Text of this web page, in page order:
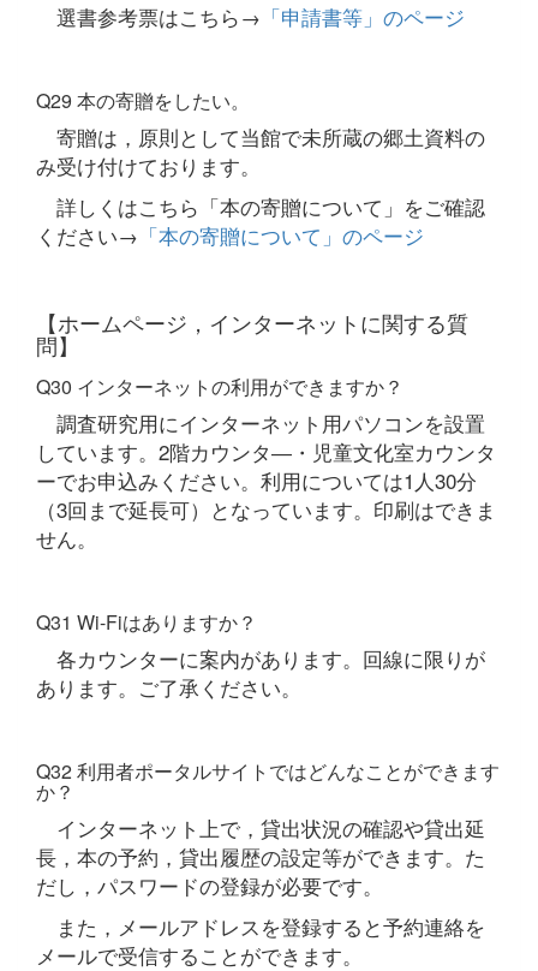
選書参考票はこちら→ 「申請書等」のページ
Q29 本の寄贈をしたい。
寄贈は，原則として当館で未所蔵の郷土資料の
み受け付けております。
詳しくはこちら「本の寄贈について」をご確認
ください→ 「本の寄贈について」のページ
【ホームページ，インターネットに関する質
問】
Q30 インターネットの利用ができますか？
調査研究用にインターネット用パソコンを設置
しています。2階カウンタ―・児童文化室カウンタ
ーでお申込みください。利用については1人30分
（3回まで延長可）となっています。印刷はできま
せん。
Q31 Wi-Fiはありますか？
各カウンターに案内があります。回線に限りが
あります。ご了承ください。
Q32 利用者ポータルサイトではどんなことができます
か？
インターネット上で，貸出状況の確認や貸出延
長，本の予約，貸出履歴の設定等ができます。た
だし，パスワードの登録が必要です。
また，メールアドレスを登録すると予約連絡を
メールで受信することができます。